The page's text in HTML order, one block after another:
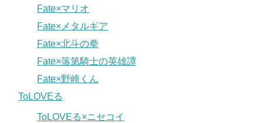
Fate×マリオ
Fate×メタルギア
Fate×北斗の拳
Fate×落第騎士の英雄譚
Fate×野崎くん
ToLOVEる
ToLOVEる×ニセコイ